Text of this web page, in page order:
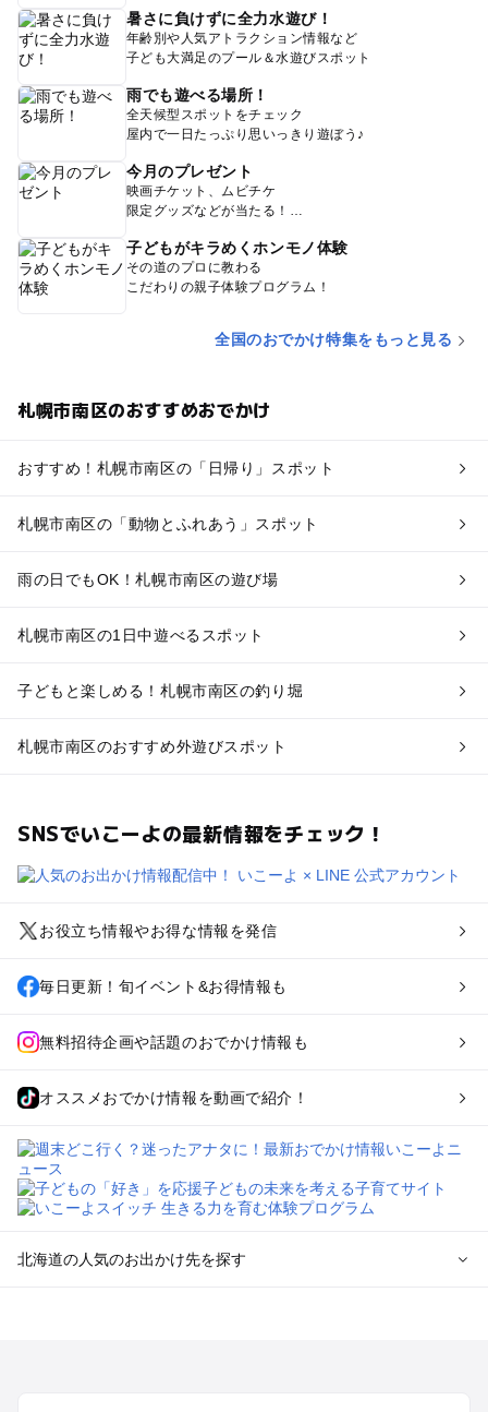
暑さに負けずに全力水遊び！
年齢別や人気アトラクション情報など
子ども大満足のプール＆水遊びスポット
雨でも遊べる場所！
全天候型スポットをチェック
屋内で一日たっぷり思いっきり遊ぼう♪
今月のプレゼント
映画チケット、ムビチケ
限定グッズなどが当たる！
子どもがキラめくホンモノ体験
その道のプロに教わる
こだわりの親子体験プログラム！
全国のおでかけ特集をもっと見る
札幌市南区のおすすめおでかけ
おすすめ！札幌市南区の「日帰り」スポット
札幌市南区の「動物とふれあう」スポット
雨の日でもOK！札幌市南区の遊び場
札幌市南区の1日中遊べるスポット
子どもと楽しめる！札幌市南区の釣り堀
札幌市南区のおすすめ外遊びスポット
SNSでいこーよの最新情報をチェック！
お役立ち情報やお得な情報を発信
毎日更新！旬イベント&お得情報も
無料招待企画や話題のおでかけ情報も
オススメおでかけ情報を動画で紹介！
北海道の人気のお出かけ先を探す